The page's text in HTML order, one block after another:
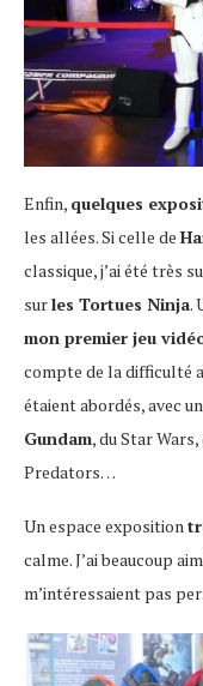
Enfin, quelques
les allées. Si celle de
classique, j’ai été très
surles Tortues Ninja.
mon premier jeu
compte de la difficulté
étaient abordés, avec
Gundam, du Star
Predators…
Un espace exposition
calme. J’ai beaucoup
m’intéressaient pas